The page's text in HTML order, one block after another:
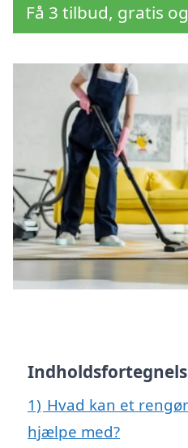
Få 3 tilbud, gratis
1) Hvad kan et
hjælpe med?